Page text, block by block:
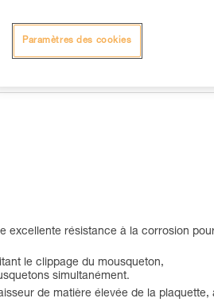
excellente résistance à la corrosion
le clippage du mousqueton,
simultanément.
de matière élevée de la
Paramètres des cookies